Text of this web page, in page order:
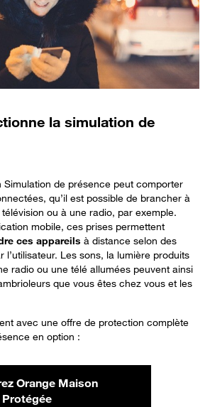
la simulation de
Simulation de présence peut comporter
qu’il est possible de brancher à
ou à une radio, par exemple.
mobile, ces prises permettent
ces appareils à distance selon des
l’utilisateur. Les sons, la lumière produits
radio ou une télé allumées peuvent ainsi
que vous êtes chez vous et les
avec une offre de protection complète
en option :
Orange Maison
Protégée